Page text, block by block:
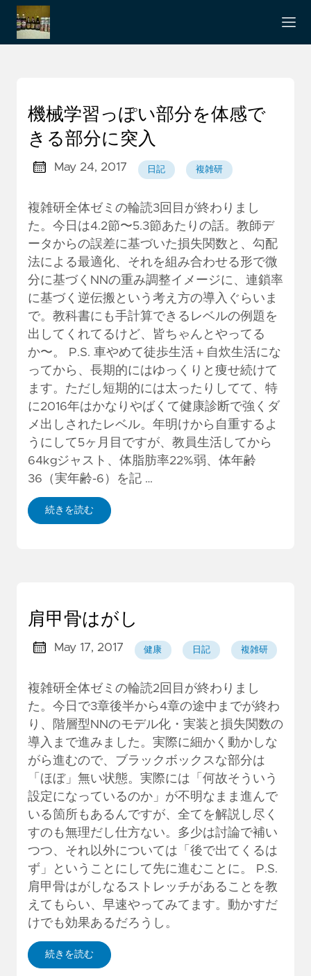
機械学習っぽい部分を体感で
きる部分に突入
May 24, 2017 日記 複雑研
複雑研全体ゼミの輪読3回目が終わりまし
た。今日は4.2節〜5.3節あたりの話。教師デ
ータからの誤差に基づいた損失関数と、勾配
法による最適化、それを組み合わせる形で微
分に基づくNNの重み調整イメージに、連鎖率
に基づく逆伝搬という考え方の導入ぐらいま
で。教科書にも手計算できるレベルの例題を
出してくれてるけど、皆ちゃんとやってる
か〜。 P.S. 車やめて徒歩生活＋自炊生活にな
ってから、長期的にはゆっくりと痩せ続けて
ます。ただし短期的には太ったりしてて、特
に2016年はかなりやばくて健康診断で強くダ
メ出しされたレベル。年明けから自重するよ
うにして5ヶ月目ですが、教員生活してから
64kgジャスト、体脂肪率22%弱、体年齢
36（実年齢-6）を記 …
続きを読む
肩甲骨はがし
May 17, 2017 健康 日記 複雑研
複雑研全体ゼミの輪読2回目が終わりまし
た。今日で3章後半から4章の途中までが終わ
り、階層型NNのモデル化・実装と損失関数の
導入まで進みました。実際に細かく動かしな
がら進むので、ブラックボックスな部分は
「ほぼ」無い状態。実際には「何故そういう
設定になっているのか」が不明なまま進んで
いる箇所もあるんですが、全てを解説し尽く
すのも無理だし仕方ない。多少は討論で補い
つつ、それ以外については「後で出てくるは
ず」ということにして先に進むことに。 P.S.
肩甲骨はがしなるストレッチがあることを教
えてもらい、早速やってみてます。動かすだ
けでも効果あるだろうし。
続きを読む